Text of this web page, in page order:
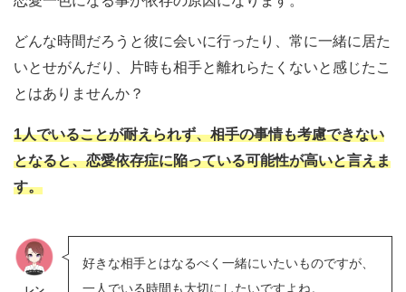
どんな時間だろうと彼に会いに行ったり、常に一緒に居た
いとせがんだり、片時も相手と離れらたくないと感じたこ
とはありませんか？
1人でいることが耐えられず、相手の事情も考慮できない
となると、恋愛依存症に陥っている可能性が高いと言えま
す。
好きな相手とはなるべく一緒にいたいものですが、
一人でいる時間も大切にしたいですよね。